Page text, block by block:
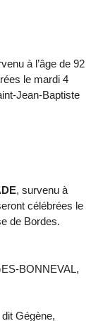
à l’âge de 92
le mardi 4
Jean-Baptiste
, survenu à
célébrées le
de Bordes.
BONNEVAL,
dit Gégène,